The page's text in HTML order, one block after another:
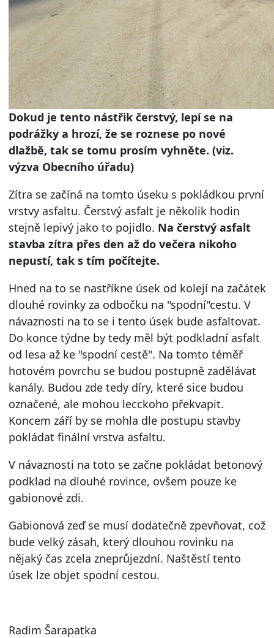
Dokud je tento nástřik čerstvý, lepí se na
podrážky a hrozí, že se roznese po nové
dlažbě, tak se tomu prosím vyhněte. (viz.
výzva Obecního úřadu)
Zítra se začíná na tomto úseku s pokládkou první
vrstvy asfaltu. Čerstvý asfalt je několik hodin
stejně lepivý jako to pojidlo. Na čerstvý asfalt
stavba zítra přes den až do večera nikoho
nepustí, tak s tím počítejte.
Hned na to se nastříkne úsek od kolejí na začátek
dlouhé rovinky za odbočku na "spodní"cestu. V
návaznosti na to se i tento úsek bude asfaltovat.
Do konce týdne by tedy měl být podkladní asfalt
od lesa až ke "spodní cestě". Na tomto téměř
hotovém povrchu se budou postupně zadělávat
kanály. Budou zde tedy díry, které sice budou
označené, ale mohou lecckoho překvapit.
Koncem září by se mohla dle postupu stavby
pokládat finální vrstva asfaltu.
V návaznosti na toto se začne pokládat betonový
podklad na dlouhé rovince, ovšem pouze ke
gabionové zdi.
Gabionová zeď se musí dodatečně zpevňovat, což
bude velký zásah, který dlouhou rovinku na
nějaký čas zcela zneprůjezdní. Naštěstí tento
úsek lze objet spodní cestou.
Radim Šarapatka